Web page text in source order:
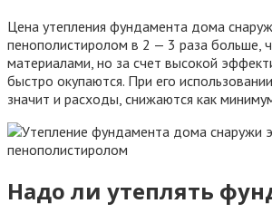
Цена утепления фундамента дома
пенополистиролом в 2 — 3 раза больше,
материалами, но за счет высокой
быстро окупаются. При его
значит и расходы, снижаются как
Надо ли утеплять